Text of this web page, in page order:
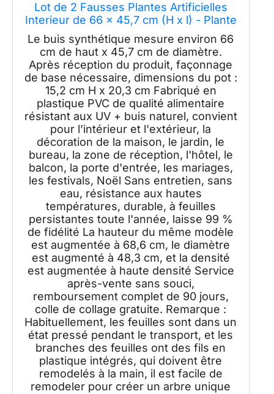
Lot de 2 Fausses Plantes Artificielles
Interieur de 66 x 45,7 cm (H x l) - Plante
Artificielle Pré-Pot pour Décoration de
Maison, Bureau, Tronc en Bois Naturel,
Feuilles Vertes Réalistes Résistantes
Le buis synthétique mesure environ 66
cm de haut x 45,7 cm de diamètre.
Après réception du produit, façonnage
de base nécessaire, dimensions du pot :
15,2 cm H x 20,3 cm Fabriqué en
plastique PVC de qualité alimentaire
résistant aux UV + buis naturel, convient
pour l'intérieur et l'extérieur, la
décoration de la maison, le jardin, le
bureau, la zone de réception, l'hôtel, le
balcon, la porte d'entrée, les mariages,
les festivals, Noël Sans entretien, sans
eau, résistance aux hautes
températures, durable, à feuilles
persistantes toute l'année, laisse 99 %
de fidélité La hauteur du même modèle
est augmentée à 68,6 cm, le diamètre
est augmenté à 48,3 cm, et la densité
est augmentée à haute densité Service
après-vente sans souci,
remboursement complet de 90 jours,
colle de collage gratuite. Remarque :
Habituellement, les feuilles sont dans un
état pressé pendant le transport, et les
branches des feuilles ont des fils en
plastique intégrés, qui doivent être
remodelés à la main, il est facile de
remodeler pour créer un arbre unique